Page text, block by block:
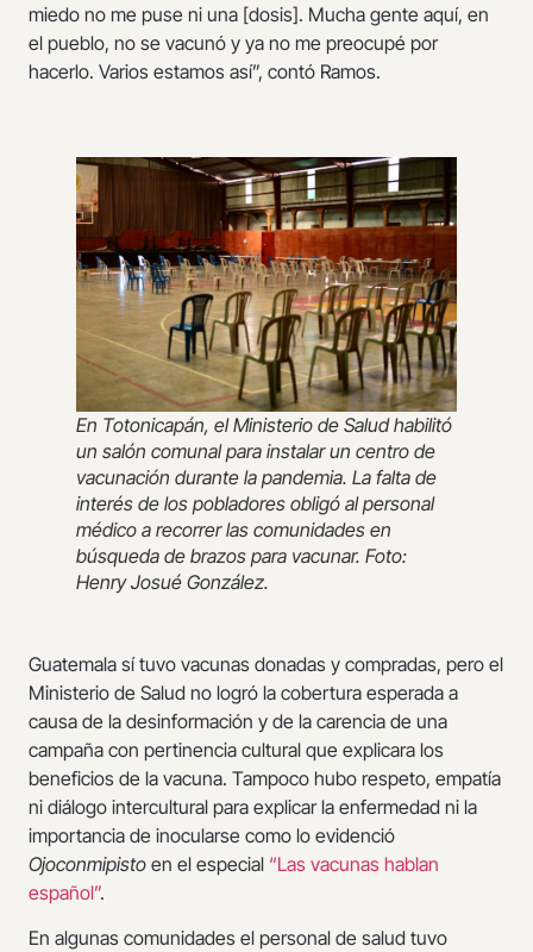
miedo no me puse ni una [dosis]. Mucha gente aquí, en
el pueblo, no se vacunó y ya no me preocupé por
hacerlo. Varios estamos así”, contó Ramos.
En Totonicapán, el Ministerio de Salud habilitó
un salón comunal para instalar un centro de
vacunación durante la pandemia. La falta de
interés de los pobladores obligó al personal
médico a recorrer las comunidades en
búsqueda de brazos para vacunar. Foto:
Henry Josué González.
Guatemala sí tuvo vacunas donadas y compradas, pero el
Ministerio de Salud no logró la cobertura esperada a
causa de la desinformación y de la carencia de una
campaña con pertinencia cultural que explicara los
beneficios de la vacuna. Tampoco hubo respeto, empatía
ni diálogo intercultural para explicar la enfermedad ni la
importancia de inocularse como lo evidenció
Ojoconmipisto en el especial “Las vacunas hablan
español”.
En algunas comunidades el personal de salud tuvo